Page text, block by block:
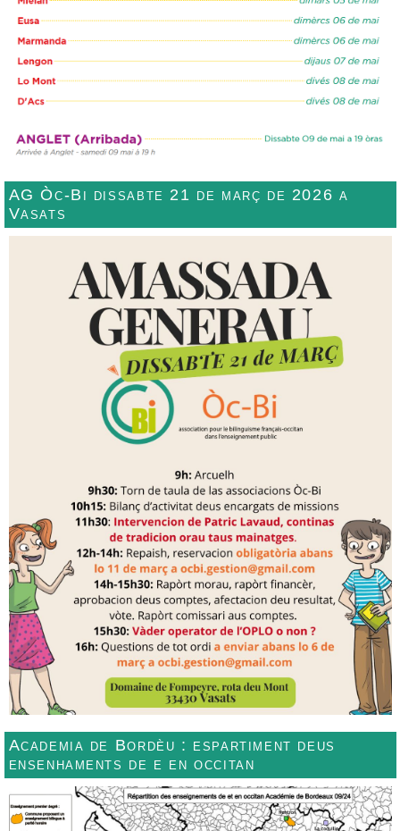
AG Òc-Bi dissabte 21 de març de 2026 a
Vasats
Academia de Bordèu : espartiment deus
ensenhaments de e en occitan